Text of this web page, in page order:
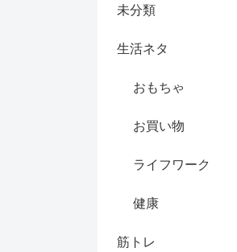
未分類
生活ネタ
おもちゃ
お買い物
ライフワーク
健康
筋トレ